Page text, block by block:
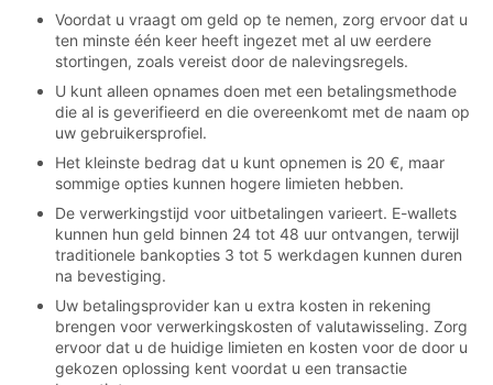
Voordat u vraagt om geld op te nemen, zorg ervoor dat u
ten minste één keer heeft ingezet met al uw eerdere
stortingen, zoals vereist door de nalevingsregels.
U kunt alleen opnames doen met een betalingsmethode
die al is geverifieerd en die overeenkomt met de naam op
uw gebruikersprofiel.
Het kleinste bedrag dat u kunt opnemen is 20 €, maar
sommige opties kunnen hogere limieten hebben.
De verwerkingstijd voor uitbetalingen varieert. E-wallets
kunnen hun geld binnen 24 tot 48 uur ontvangen, terwijl
traditionele bankopties 3 tot 5 werkdagen kunnen duren
na bevestiging.
Uw betalingsprovider kan u extra kosten in rekening
brengen voor verwerkingskosten of valutawisseling. Zorg
ervoor dat u de huidige limieten en kosten voor de door u
gekozen oplossing kent voordat u een transactie